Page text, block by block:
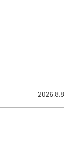
2026.8.8